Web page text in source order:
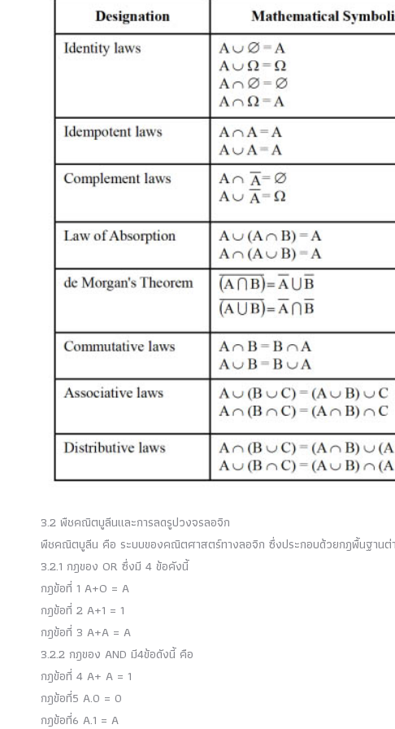
3.2 พืชคณิตบูลีนและการลดรูปวงจรลอจิก
พืชคณิตบูลีน คือ ระบบของคณิตศาสตร์ทางลอจิก ซึ่งประกอบด้วยกฎพื้นฐานต่
3.2.1 กฎของ OR ซึ่งมี 4 ข้อคังนี้
กฎข้อที่ 1 A+O = A
กฎข้อที่ 2 A+1 = 1
กฎข้อที่ 3 A+A = A
3.2.2 กฎของ AND มี4ข้อดังนี้ คือ
กฎข้อที่ 4 A+ A = 1
กฎข้อที่5 A.0 = 0
กฎข้อที่6 A.1 = A